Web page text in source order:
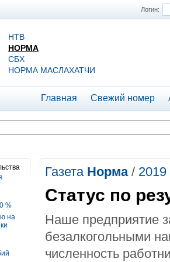
Логин:
НТВ
НОРМА
СБХ
НОРМА МАСЛАХАТЧИ
Главная Свежий номер
%
на
Газета Норма/ 2019
Статус по
Наше предприятие
безалкогольными
численность